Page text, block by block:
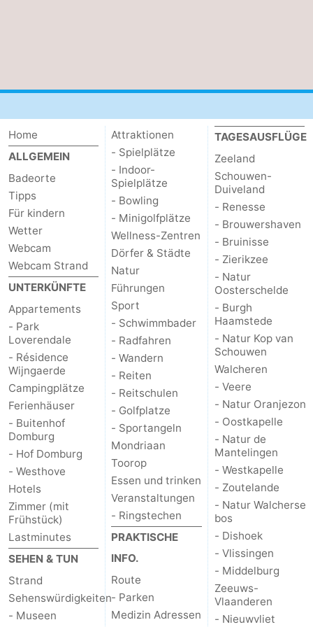
Natur
Walcherse
bos
-
Dishoek
-
Vlissingen
-
Middelburg
Zeeuws-
Vlaanderen
-
Nieuwvliet
-
Sluis
-
Cadzand
-
Natur
Het
Zwin
Wetter
Kontakt
Home
ALLGEMEIN
Badeorte
Tipps
Für kindern
Wetter
Webcam
Webcam Strand
UNTERKÜNFTE
Appartements
- Park
Loverendale
- Résidence
Wijngaerde
Campingplätze
Ferienhäuser
- Buitenhof
Domburg
- Hof Domburg
- Westhove
Hotels
Zimmer (mit
Frühstück)
Lastminutes
SEHEN & TUN
Strand
Sehenswürdigkeiten
- Museen
Attraktionen
- Spielplätze
- Indoor-
Spielplätze
- Bowling
- Minigolfplätze
Wellness-Zentren
Dörfer & Städte
Natur
Führungen
Sport
- Schwimmbader
- Radfahren
- Wandern
- Reiten
- Reitschulen
- Golfplatze
- Sportangeln
Mondriaan
Toorop
Essen und trinken
Veranstaltungen
- Ringstechen
PRAKTISCHE
INFO.
Route
- Parken
Medizin Adressen
TAGESAUSFLÜGE
Zeeland
Schouwen-
Duiveland
- Renesse
- Brouwershaven
- Bruinisse
- Zierikzee
- Natur
Oosterschelde
- Burgh
Haamstede
- Natur Kop van
Schouwen
Walcheren
- Veere
- Natur Oranjezon
- Oostkapelle
- Natur de
Mantelingen
- Westkapelle
- Zoutelande
- Natur Walcherse
bos
- Dishoek
- Vlissingen
- Middelburg
Zeeuws-
Vlaanderen
- Nieuwvliet